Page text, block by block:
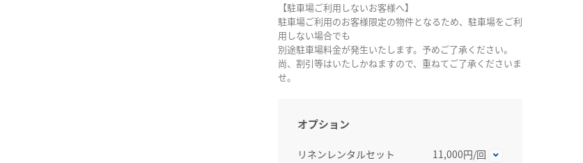
【駐車場ご利用しないお客様へ】
駐車場ご利用のお客様限定の物件となるため、駐車場をご利
用しない場合でも
別途駐車場料金が発生いたします。予めご了承ください。
尚、割引等はいたしかねますので、重ねてご了承くださいま
せ。
オプション
リネンレンタルセット
11,000円/回